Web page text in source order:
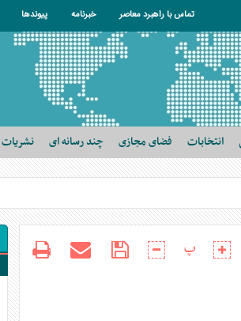
تماس با راهبرد معاصر خبرنامه پیوندها
انتخابات فضای مجازی چند رسانه ای نشریات
پ